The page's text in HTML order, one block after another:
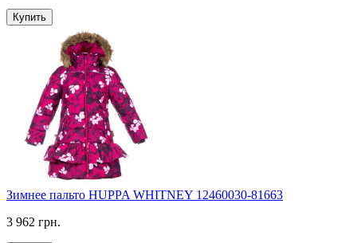
Купить
Зимнее пальто HUPPA WHITNEY 12460030-81663
3 962 грн.